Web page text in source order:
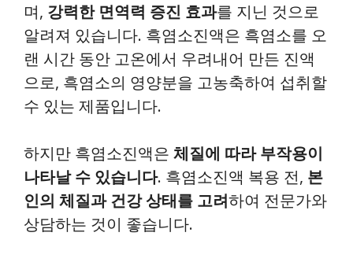
며, 강력한 면역력 증진 효과를 지닌 것으로
알려져 있습니다. 흑염소진액은 흑염소를 오
랜 시간 동안 고온에서 우려내어 만든 진액
으로, 흑염소의 영양분을 고농축하여 섭취할
수 있는 제품입니다.
하지만 흑염소진액은 체질에 따라 부작용이
나타날 수 있습니다. 흑염소진액 복용 전, 본
인의 체질과 건강 상태를 고려하여 전문가와
상담하는 것이 좋습니다.